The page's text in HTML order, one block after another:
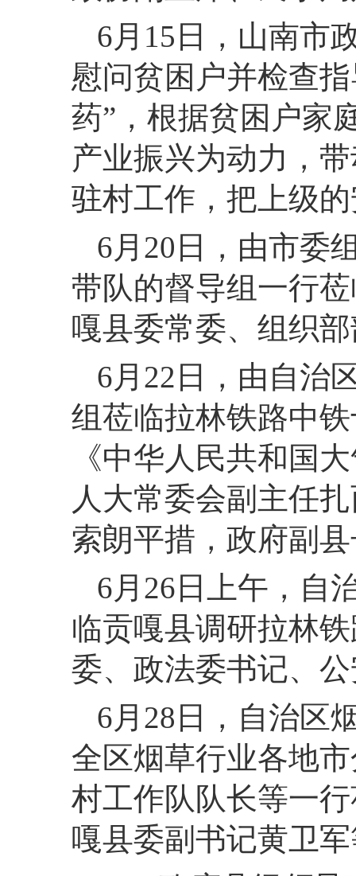
6月15日，山南市
慰问贫困户并检查
药”，根据贫困户家
产业振兴为动力，
驻村工作，把上级
6月20日，由市委
带队的督导组一行
嘎县委常委、组织
6月22日，由自治
组莅临拉林铁路中
《中华人民共和国
人大常委会副主任
索朗平措，政府副
6月26日上午，自
临贡嘎县调研拉林
委、政法委书记、
6月28日，自治区
全区烟草行业各地
村工作队队长等一
嘎县委副书记黄卫